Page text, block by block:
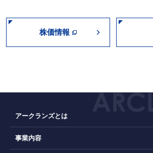
株価情報
アークランズとは
事業内容